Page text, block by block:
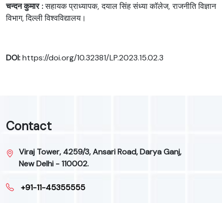
चन्दन कुमार :सहायक प्राध्यापक, दयाल सिंह संध्या कॉलेज, राजनीति विज्ञान
विभाग, दिल्ली विश्वविद्यालय।
DOI:https://doi.org/10.32381/LP.2023.15.02.3
Contact
Viraj Tower, 4259/3, Ansari Road, Darya Ganj,
New Delhi - 110002.
+91-11-45355555